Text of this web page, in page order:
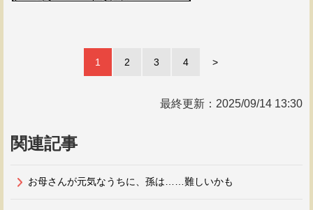
1 2 3 4 >
最終更新： 2025/09/14 13:30
関連記事
お母さんが元気なうちに、孫は……難しいかも